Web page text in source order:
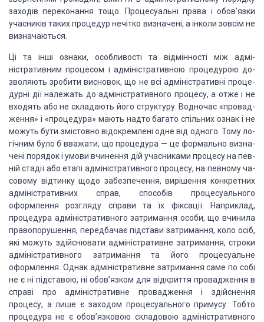
заходів переко­нання тощо. Процесуальні права і обов’язки
учасників таких процедур нечітко визначені, а інколи зовсім не
визначаються.
Ці та інші ознаки, особливості та відмінності між адмі­
ністративним процесом і адміністративною процедурою до­
зволяють зробити висновок, що не всі адміністративні проце­
дурні дії належать до адміністративного процесу, а отже і не
входять або не складають його структуру. Водночас «провад­
ження» і «процедура» мають надто багато спільних ознак і не
можуть бути змістовно відокремлені одне від одного. Тому ло­
гічним було б вважати, що процедура — це формально визна­
чені порядок і умови вчинення дій учасниками процесу на пев­
ній стадії або етапі адміністративного процесу, на певному ча­
совому відтинку щодо забезпечення, вирішення конкретних
адміністративних справ, способів процесуального
оформлення розгляду справи та їх фіксації. Наприклад,
процедура ад­міністративного затримання особи, що вчинила
правопорушення, передбачає підстави затримання, коло осіб,
які можуть здійснювати адміністративне затримання, строки
адміністра­тивного затримання та його процесуальне
оформлення. Однак адміністративне затримання саме по собі
не є ні підставою, ні обов’язком для відкриття провадження в
справі про адміністра­тивне провадження і здійснення
процесу, а лише є заходом процесуального примусу. Тобто
процедура не є обов’язковою складовою адміністративного